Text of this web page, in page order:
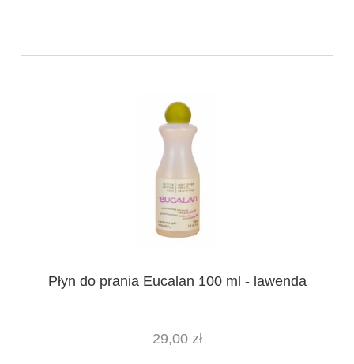
Płyn do prania Eucalan 100 ml - lawenda
29,00 zł